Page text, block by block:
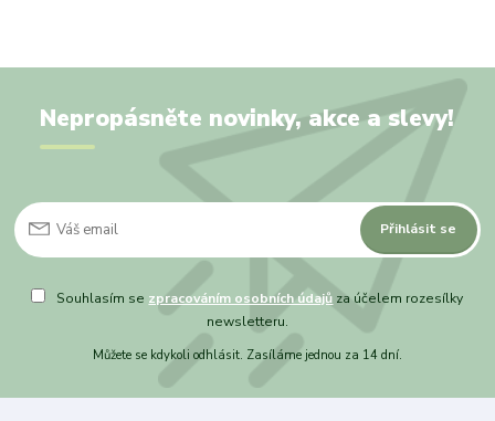
Nepropásněte novinky, akce a slevy!
Přihlásit se
Souhlasím se zpracováním osobních údajů za účelem rozesílky
newsletteru.
Můžete se kdykoli odhlásit. Zasíláme jednou za 14 dní.